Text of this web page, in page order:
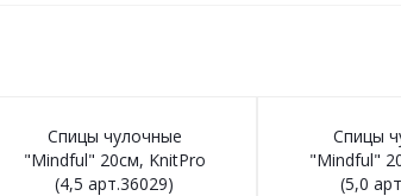
Спицы чулочные
"Mindful" 20см, KnitPro
(4,5 арт.36029)
Спицы
"Mindful"
(5,0